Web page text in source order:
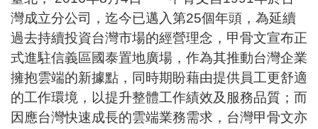
灣成立分公司，迄今已邁入第25個年頭，為延續
過去持續投資台灣市場的經營理念，甲骨文宣布正
式進駐信義區國泰置地廣場，作為其推動台灣企業
擁抱雲端的新據點，同時期盼藉由提供員工更舒適
的工作環境，以提升整體工作績效及服務品質；而
因應台灣快速成長的雲端業務需求，台灣甲骨文亦